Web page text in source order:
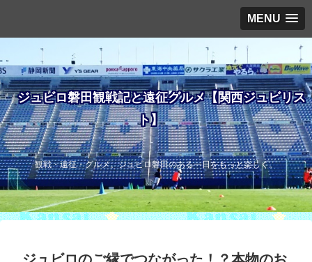
MENU
ジュビロ磐田観戦記と遠征グルメ【関西ジュビリス
ト】
観戦・遠征・グルメ。ジュビロ磐田のある一日をもっと楽しく。